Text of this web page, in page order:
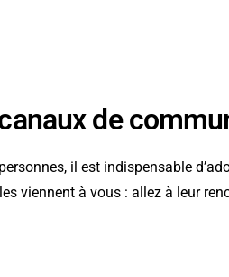
de
il est indispensable
viennent à vous : allez à leur